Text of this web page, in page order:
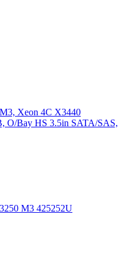
Xeon 4C X3440
O/Bay HS 3.5in SATA/SAS,
M3 425252U